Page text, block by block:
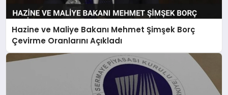
Hazine ve Maliye Bakanı Mehmet Şimşek Borç
Çevirme Oranlarını Açıkladı